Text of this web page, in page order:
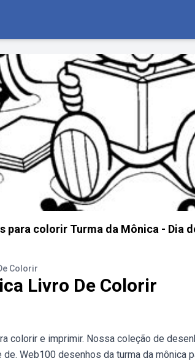
para colorir Turma da Mônica - Dia
Colorir
Livro De Colorir
colorir e imprimir. Nossa coleção de
Web100 desenhos da turma da mônica